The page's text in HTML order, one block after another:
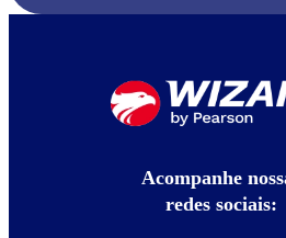
Acompanhe
redes sociais: